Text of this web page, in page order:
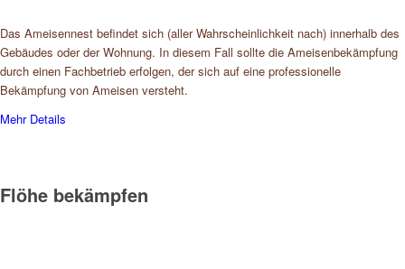
Das Ameisennest befindet sich (aller Wahrscheinlichkeit nach) innerhalb des
Gebäudes oder der Wohnung. In diesem Fall sollte die Ameisenbekämpfung
durch einen Fachbetrieb erfolgen, der sich auf eine professionelle
Bekämpfung von Ameisen versteht.
Mehr Details
Flöhe bekämpfen